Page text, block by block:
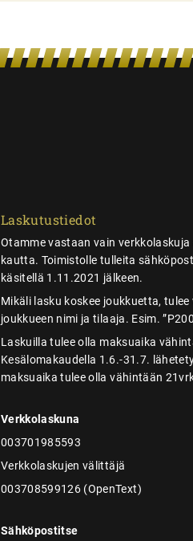
Laskutustiedot
Otamme vastaan vain verkkolaskuja
kautta. Toimistolle tulleita
käsitellä 1.11.2021 jälkeen.
Mikäli lasku koskee joukkuetta,
joukkueen nimi ja tilaaja. Esim.
Laskuilla tulee olla maksuaika
Kesälomakaudella 1.6.-31.7.
maksuaika tulee olla vähintään
Verkkolaskuna
003701985593
Verkkolaskujen välittäjä
003708599126 (OpenText)
Sähköpostitse